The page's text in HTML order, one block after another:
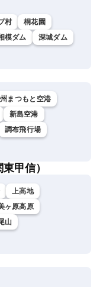
村
桐花園
模ダム
深城ダム
まつもと空港
新島空港
調布飛行場
甲信）
上高地
ヶ原高原
山